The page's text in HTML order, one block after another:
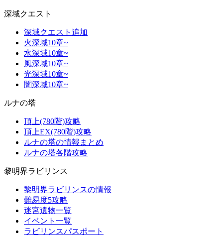
深域クエスト
深域クエスト追加
火深域10章~
水深域10章~
風深域10章~
光深域10章~
闇深域10章~
ルナの塔
頂上(780階)攻略
頂上EX(780階)攻略
ルナの塔の情報まとめ
ルナの塔各階攻略
黎明界ラビリンス
黎明界ラビリンスの情報
難易度5攻略
迷宮遺物一覧
イベント一覧
ラビリンスパスポート